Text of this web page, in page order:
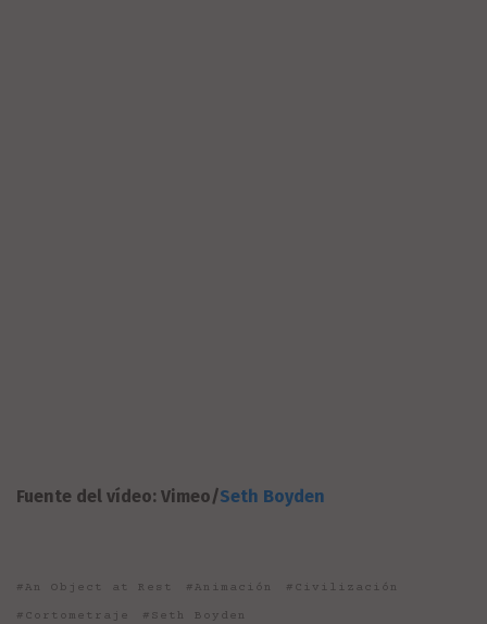
Fuente del vídeo: Vimeo/Seth Boyden
An Object at Rest Animación
Civilización
Cortometraje
Seth Boyden